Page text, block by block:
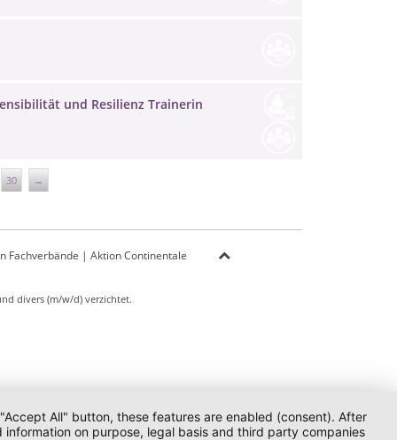
und Resilienz Trainerin
30 →
Fachverbände | Aktion Continentale
divers (m/w/d) verzichtet.
All" button, these features are enabled (consent). After
on purpose, legal basis and third party companies